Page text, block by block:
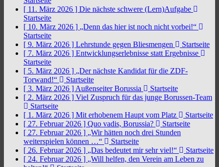
[ 11. März 2026 ] Die nächste schwere (Lern)Aufgabe
Startseite
[ 10. März 2026 ] „Denn das hier ist noch nicht vorbei!“
Startseite
[ 9. März 2026 ] Lehrstunde gegen Bliesmengen
Startseite
[ 7. März 2026 ] Entwicklungserlebnisse statt Ergebnisse
Startseite
[ 5. März 2026 ] „Der nächste Kandidat für die ZDF-
Torwand!“
Startseite
[ 3. März 2026 ] Außenseiter Borussia
Startseite
[ 2. März 2026 ] Viel Zuspruch für das junge Borussen-Team
Startseite
[ 1. März 2026 ] Mit erhobenem Haupt vom Platz
Startseite
[ 27. Februar 2026 ] Quo vadis, Borussia?
Startseite
[ 27. Februar 2026 ] „Wir hätten noch drei Stunden
weiterspielen können …“
Startseite
[ 26. Februar 2026 ] „Das bedeutet mir sehr viel!“
Startseite
[ 24. Februar 2026 ] „Will helfen, den Verein am Leben zu